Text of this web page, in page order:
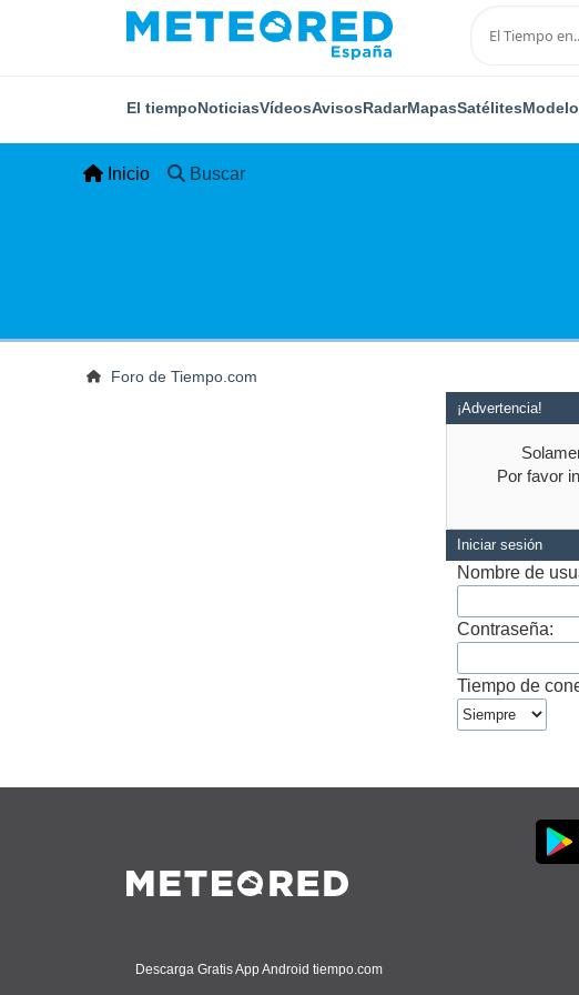
El tiempoNoticiasVídeosAvisosRadarMapasSatélites
Inicio Buscar
Foro de Tiempo.com
¡Advertencia!
Por favor
Iniciar sesión
Nombre de
Contraseña:
Tiempo de
Descarga Gratis App Android tiempo.com